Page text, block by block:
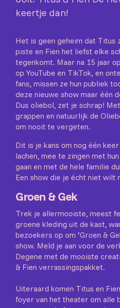
keertje dan!
Het is geen geheim dat Titus
piste en Fien het liefst elke
tegenkomt. Maar na 15 jaar
op YouTube en TikTok, en
fans, missen ze hun publiek
deze nieuwe show maar één
Dus oliebol, zet je schrap!
grappen en natuurlijk de
om nooit te vergeten.
Dit is je kans om nog één
lachen, mee te zingen met
gaan en met de hele familie
Een show die je écht niet wilt
Groen & Gek
Trek je allermooiste, meest
groene kleding uit de kast,
bezoekers op om ‘Groen &
show. Meld je aan voor de
Degene met de mooiste
& Fien verrassingspakket.
Uiteraard komen Titus en
foyer van het theater om alle